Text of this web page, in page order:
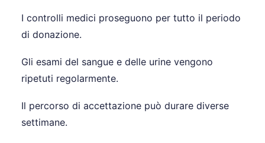
I controlli medici proseguono per tutto il periodo
di donazione.
Gli esami del sangue e delle urine vengono
ripetuti regolarmente.
Il percorso di accettazione può durare diverse
settimane.